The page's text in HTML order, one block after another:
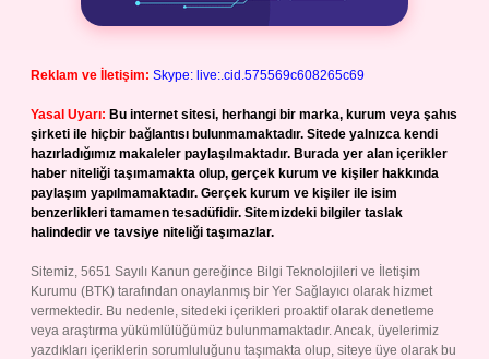
Reklam ve İletişim: Skype: live:.cid.575569c608265c69
Yasal Uyarı: Bu internet sitesi, herhangi bir marka, kurum veya şahıs
şirketi ile hiçbir bağlantısı bulunmamaktadır. Sitede yalnızca kendi
hazırladığımız makaleler paylaşılmaktadır. Burada yer alan içerikler
haber niteliği taşımamakta olup, gerçek kurum ve kişiler hakkında
paylaşım yapılmamaktadır. Gerçek kurum ve kişiler ile isim
benzerlikleri tamamen tesadüfidir. Sitemizdeki bilgiler taslak
halindedir ve tavsiye niteliği taşımazlar.
Sitemiz, 5651 Sayılı Kanun gereğince Bilgi Teknolojileri ve İletişim
Kurumu (BTK) tarafından onaylanmış bir Yer Sağlayıcı olarak hizmet
vermektedir. Bu nedenle, sitedeki içerikleri proaktif olarak denetleme
veya araştırma yükümlülüğümüz bulunmamaktadır. Ancak, üyelerimiz
yazdıkları içeriklerin sorumluluğunu taşımakta olup, siteye üye olarak bu